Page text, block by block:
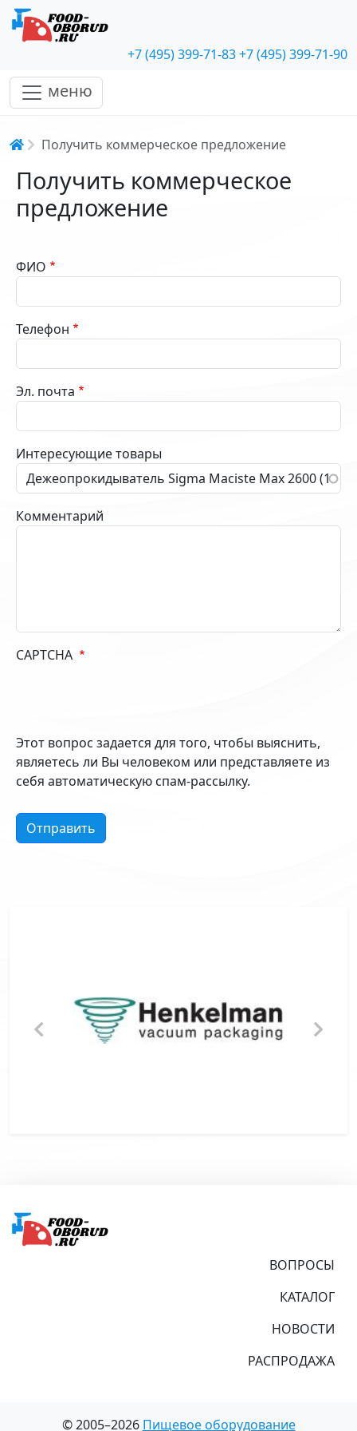
+7 (495) 399-71-83+7 (495) 399-71-90
меню
Строка навигации
Получить коммерческое предложение
Получить коммерческое
предложение
ФИО
Телефон
Эл. почта
Интересующие товары
Комментарий
CAPTCHA
Этот вопрос задается для того, чтобы выяснить,
являетесь ли Вы человеком или представляете из
себя автоматическую спам-рассылку.
ВОПРОСЫ
КАТАЛОГ
НОВОСТИ
РАСПРОДАЖА
© 2005–2026 Пищевое оборудование